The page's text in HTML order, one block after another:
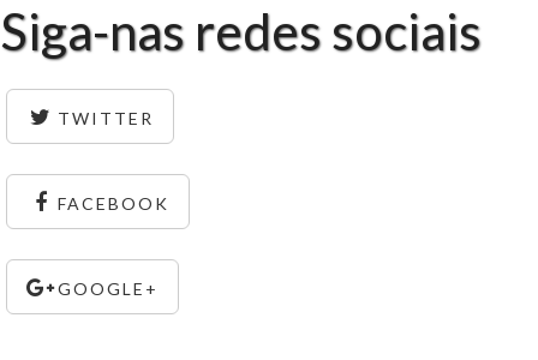
Siga-nas redes sociais
TWITTER
FACEBOOK
GOOGLE+